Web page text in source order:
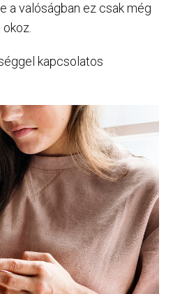
a valóságban ez csak még
kapcsolatos